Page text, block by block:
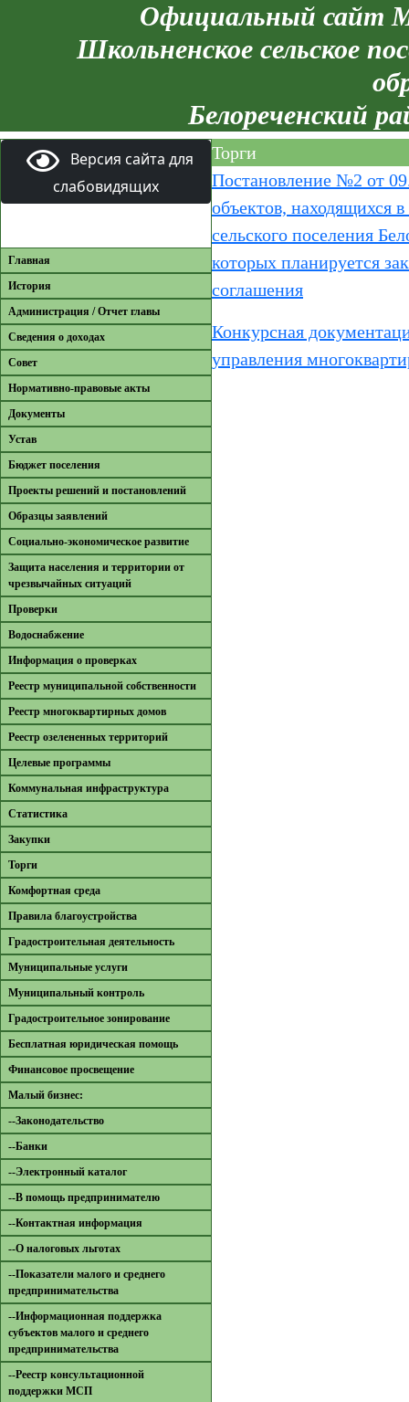
Официальный сайт
Школьненское сельское
Белореченский
Версия сайта для
слабовидящих
Главная
История
Администрация / Отчет главы
Сведения о доходах
Совет
Нормативно-правовые акты
Документы
Устав
Бюджет поселения
Проекты решений и постановлений
Образцы заявлений
Cоциально-экономическое развитие
Защита населения и территории от
чрезвычайных ситуаций
Проверки
Водоснабжение
Информация о проверках
Реестр муниципальной собственности
Реестр многоквартирных домов
Реестр озелененных территорий
Целевые программы
Коммунальная инфраструктура
Cтатистика
Закупки
Торги
Комфортная среда
Правила благоустройства
Градостроительная деятельность
Муниципальные услуги
Муниципальный контроль
Градостроительное зонирование
Бесплатная юридическая помощь
Финансовое просвещение
Малый бизнес:
--Законодательство
--Банки
--Электронный каталог
--В помощь предпринимателю
--Контактная информация
--О налоговых льготах
--Показатели малого и среднего
предпринимательства
--Информационная поддержка
субъектов малого и среднего
предпринимательства
--Реестр консультационной
поддержки МСП
Торги
Постановление №2 от
объектов, находящихся
сельского поселения
которых планируется
соглашения
Конкурсная
управления